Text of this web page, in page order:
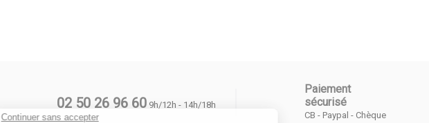
02 50 26 96 60 9h/12h - 14h/18h
Paiement
sécurisé
CB - Paypal - Chèque
Continuer sans accepter